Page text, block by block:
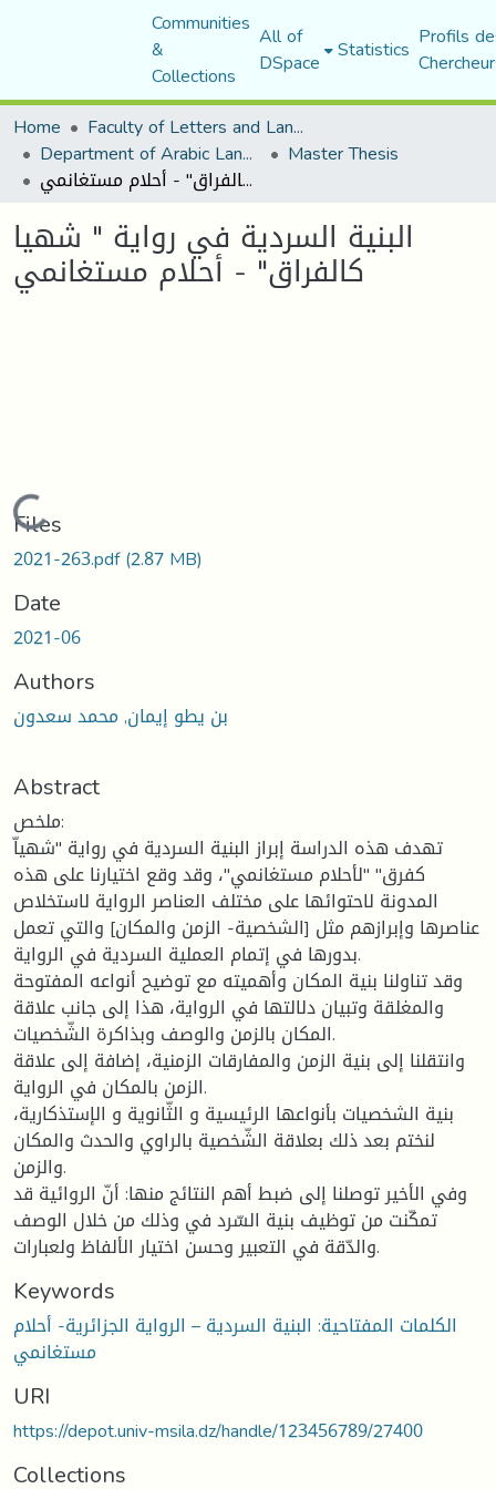
Communities
&
Collections
All of
DSpace Statistics Profils
Home
Faculty of Letters and Languages
Department of Arabic Language and Literature Master Thesis
البنية السردية في رواية " شهيا كالفراق" - أحلام مستغانمي
البنية السردية في رواية " شهيا
كالفراق" - أحلام مستغانمي
Loading...
Files
2021-263.pdf(2.87 MB)
Date
2021-06
Authors
بن يطو إيمان, محمد سعدون
Abstract
ملخص:
تهدف هذه الدراسة إبراز البنية السردية في رواية "شهياّ
كفرق" "لأحلام مستغانمي"، وقد وقع اختيارنا على هذه
المدونة لاحتوائها على مختلف العناصر الرواية لاستخلاص
عناصرها وإبرازهم مثل [الشخصية- الزمن والمكان] والتي تعمل
بدورها في إتمام العملية السردية في الرواية.
وقد تناولنا بنية المكان وأهميته مع توضيح أنواعه المفتوحة
والمغلقة وتبيان دلالتها في الرواية، هذا إلى جانب علاقة
المكان بالزمن والوصف وبذاكرة الشّخصيات.
وانتقلنا إلى بنية الزمن والمفارقات الزمنية، إضافة إلى علاقة
الزمن بالمكان في الرواية.
بنية الشخصيات بأنواعها الرئيسية و الثّانوية و الإستذكارية،
لنختم بعد ذلك بعلاقة الشّخصية بالراوي والحدث والمكان
والزمن.
وفي الأخير توصلنا إلى ضبط أهم النتائج منها: أنّ الروائية قد
تمكّنت من توظيف بنية السّرد في وذلك من خلال الوصف
والدّقة في التعبير وحسن اختيار الألفاظ ولعبارات.
Keywords
الكلمات المفتاحية: البنية السردية – الرواية الجزائرية- أحلام
مستغانمي
URI
https://depot.univ-msila.dz/handle/123456789/27400
Collections